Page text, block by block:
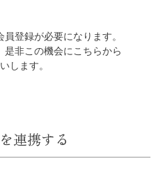
登録が必要になります。
非この機会にこちらから
します。
連携する